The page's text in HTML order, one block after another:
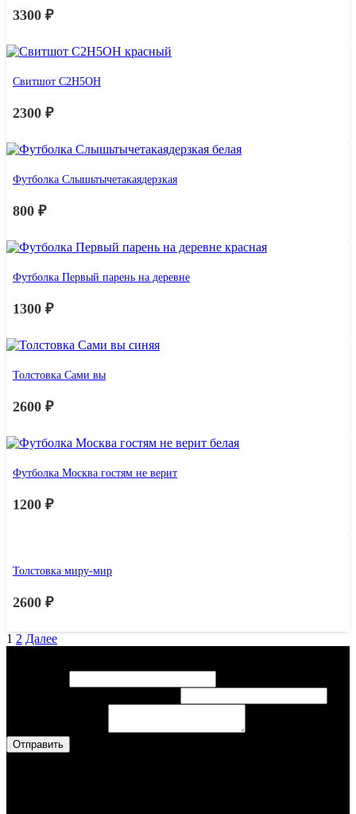
3300 ₽
Свитшот С2Н5ОН
2300 ₽
Футболка Слышьтычетакаядерзкая
800 ₽
Футболка Первый парень на деревне
1300 ₽
Толстовка Сами вы
2600 ₽
Футболка Москва гостям не верит
1200 ₽
Толстовка миру-мир
2600 ₽
1 2 Далее
Отправить